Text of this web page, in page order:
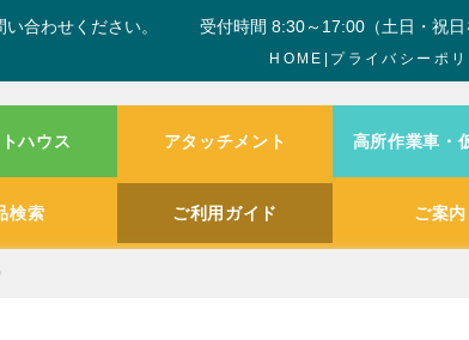
受付時間 8:30～17:00（土日・祝日
合わせください。
HOME プライバシーポリ
ハウス アタッチメント 高所作業車・
検索 ご利用ガイド ご案内